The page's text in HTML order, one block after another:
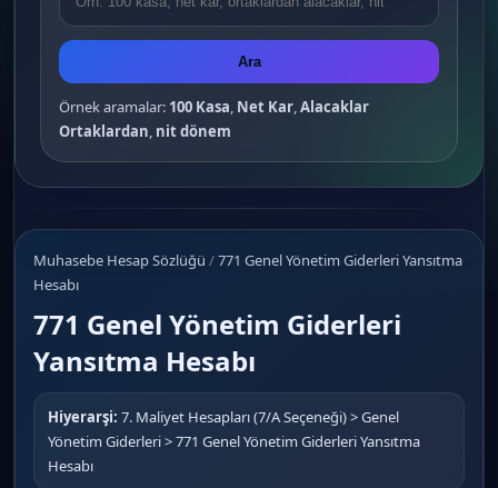
Ara
Örnek aramalar: 100 Kasa, Net Kar,Alacaklar
Ortaklardan, nit dönem
Muhasebe Hesap Sözlüğü /771 Genel Yönetim Giderleri Yansıtma
Hesabı
771 Genel Yönetim Giderleri
Yansıtma Hesabı
Hiyerarşi: 7. Maliyet Hesapları (7/A Seçeneği) > Genel
Yönetim Giderleri > 771 Genel Yönetim Giderleri Yansıtma
Hesabı